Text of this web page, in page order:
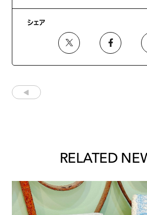
シェア
RELATED